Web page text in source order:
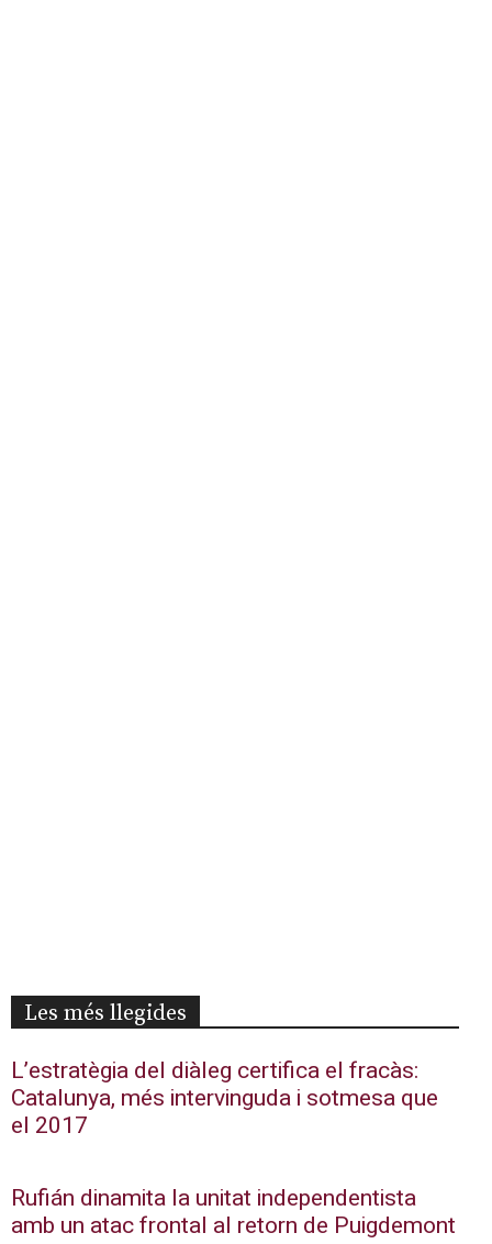
Les més llegides
L’estratègia del diàleg certifica el fracàs:
Catalunya, més intervinguda i sotmesa que
el 2017
Rufián dinamita la unitat independentista
amb un atac frontal al retorn de Puigdemont